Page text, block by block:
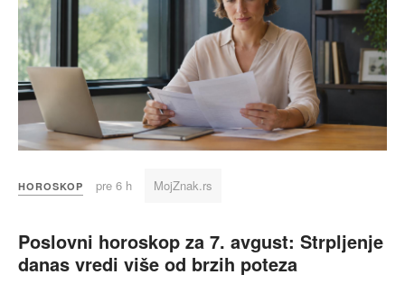
HOROSKOP pre 6 h MojZnak.rs
Poslovni horoskop za 7. avgust: Strpljenje
danas vredi više od brzih poteza